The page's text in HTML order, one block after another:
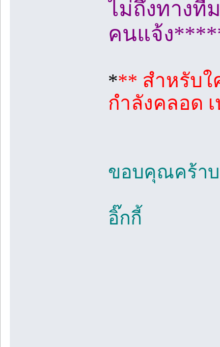
ไม่ถึงทางที
คนแจ้ง
*** สำหรับใ
กำลังคลอด
ขอบคุณคร้าบ
อิ๊กกี้